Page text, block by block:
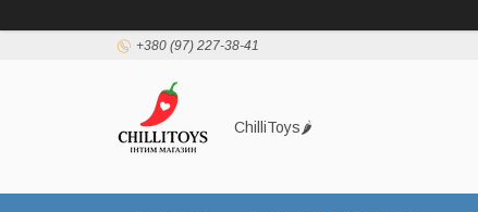
+380 (97) 227-38-41
ChilliToys🌶️